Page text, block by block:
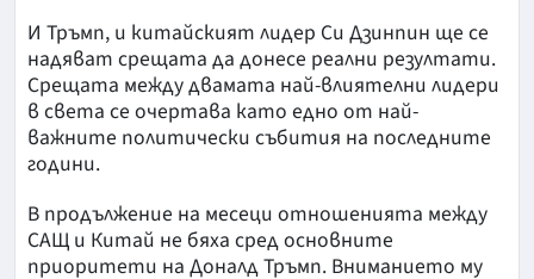
И Тръмп, и китайският лидер Си Дзинпин ще се
надяват срещата да донесе реални резултати.
Срещата между двамата най-влиятелни лидери
в света се очертава като едно от най-
важните политически събития на последните
години.
В продължение на месеци отношенията между
САЩ и Китай не бяха сред основните
приоритети на Доналд Тръмп. Вниманието му